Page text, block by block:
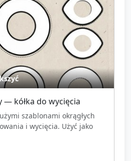
— kółka do wycięcia
szablonami okrągłych
i wycięcia. Użyć jako